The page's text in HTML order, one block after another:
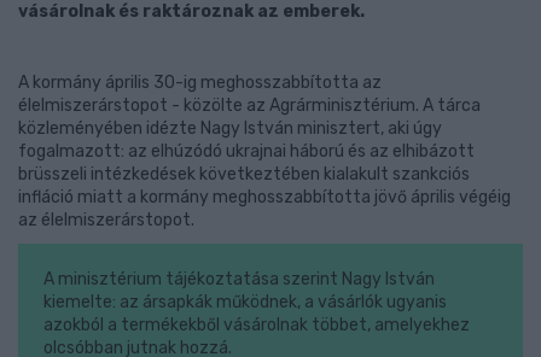
vásárolnak és raktároznak az emberek.
A kormány április 30-ig meghosszabbította az
élelmiszerárstopot - közölte az Agrárminisztérium. A tárca
közleményében idézte Nagy István minisztert, aki úgy
fogalmazott: az elhúzódó ukrajnai háború és az elhibázott
brüsszeli intézkedések következtében kialakult szankciós
infláció miatt a kormány meghosszabbította jövő április végéig
az élelmiszerárstopot.
A minisztérium tájékoztatása szerint Nagy István
kiemelte: az ársapkák működnek, a vásárlók ugyanis
azokból a termékekből vásárolnak többet, amelyekhez
olcsóbban jutnak hozzá.